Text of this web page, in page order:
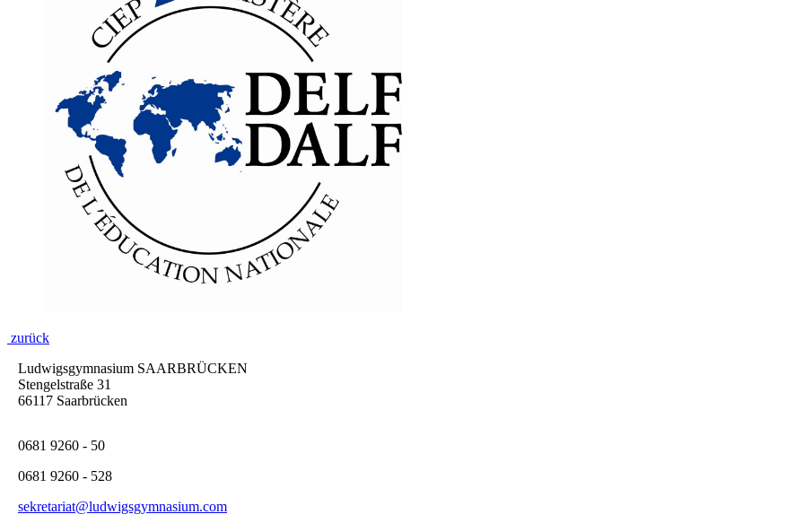
zurück
Ludwigsgymnasium SAARBRÜCKEN
Stengelstraße 31
66117 Saarbrücken
0681 9260 - 50
0681 9260 - 528
sekretariat@ludwigsgymnasium.com